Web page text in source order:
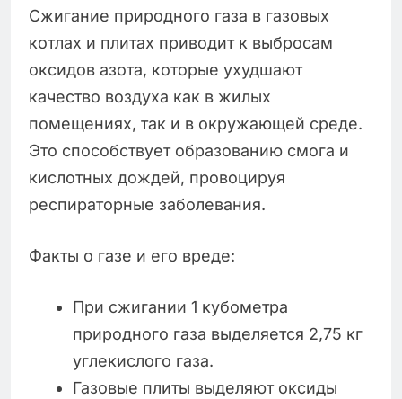
Сжигание природного газа в газовых
котлах и плитах приводит к выбросам
оксидов азота, которые ухудшают
качество воздуха как в жилых
помещениях, так и в окружающей среде.
Это способствует образованию смога и
кислотных дождей, провоцируя
респираторные заболевания.
Факты о газе и его вреде:
При сжигании 1 кубометра
природного газа выделяется 2,75 кг
углекислого газа.
Газовые плиты выделяют оксиды